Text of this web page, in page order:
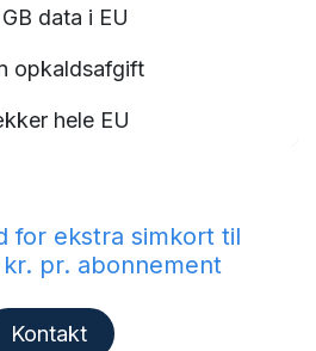
data i EU
opkaldsafgift
hele EU
for ekstra simkort til
kr. pr. abonnement
Kontakt